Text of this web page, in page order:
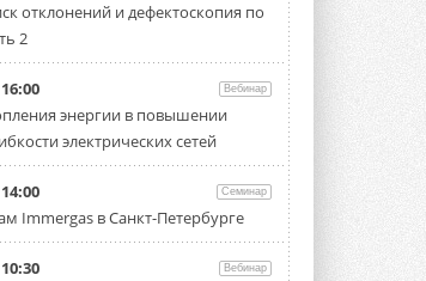
«Датарк» испытал модульный
ЦОД с плотностью 54 кВт на
стойку
производственной площадке и были ...
3 АВГУСТА 2026
Samsung выпускает VRF-
Линейка включает семь типоразмеров
производительностью от 22,4 до 56 кВт.
Суммарная длина трубопроводов ...
отклонений и дефектоскопия по
2
Вебинар
энергии в повышении
электрических сетей
Семинар
Immergas в Санкт-Петербурге
Вебинар